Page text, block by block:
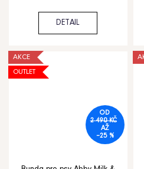
DETAIL
AKCE
OUTLET
OD
2 490 KČ
AŽ
–25 %